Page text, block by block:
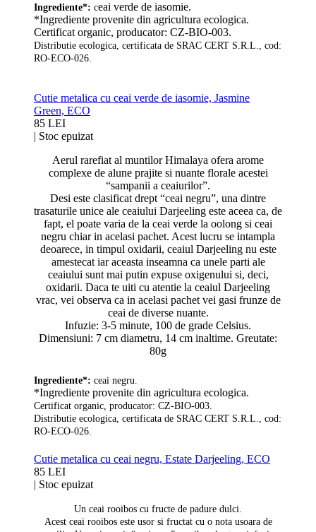
Ingrediente*: ceai verde de iasomie.
*Ingrediente provenite din agricultura ecologica.
Certificat organic, producator: CZ-BIO-003.
Distributie ecologica, certificata de SRAC CERT S.R.L., cod:
RO-ECO-026.
Cutie metalica cu ceai verde de iasomie, Jasmine
Green, ECO
85 LEI
| Stoc epuizat
Aerul rarefiat al muntilor Himalaya ofera arome
complexe de alune prajite si nuante florale acestei
“sampanii a ceaiurilor”.
Desi este clasificat drept “ceai negru”, una dintre
trasaturile unice ale ceaiului Darjeeling este aceea ca, de
fapt, el poate varia de la ceai verde la oolong si ceai
negru chiar in acelasi pachet. Acest lucru se intampla
deoarece, in timpul oxidarii, ceaiul Darjeeling nu este
amestecat iar aceasta inseamna ca unele parti ale
ceaiului sunt mai putin expuse oxigenului si, deci,
oxidarii. Daca te uiti cu atentie la ceaiul Darjeeling
vrac, vei observa ca in acelasi pachet vei gasi frunze de
ceai de diverse nuante.
Infuzie: 3-5 minute, 100 de grade Celsius.
Dimensiuni: 7 cm diametru, 14 cm inaltime. Greutate:
80g
Ingrediente*: ceai negru.
*Ingrediente provenite din agricultura ecologica.
Certificat organic, producator: CZ-BIO-003.
Distributie ecologica, certificata de SRAC CERT S.R.L., cod:
RO-ECO-026.
Cutie metalica cu ceai negru, Estate Darjeeling, ECO
85 LEI
| Stoc epuizat
Un ceai rooibos cu fructe de padure dulci.
Acest ceai rooibos este usor si fructat cu o nota usoara de